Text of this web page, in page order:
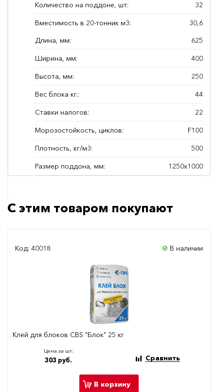
Количество на поддоне, шт: 32
Вместимость в 20-тонник м3:
30,6
Длина, мм:
625
Ширина, мм: 400
Высота, мм: 250
Вес блока кг.: 44
Ставки налогов: 22
Морозостойкость, циклов: F100
Плотность, кг/м3: 500
Размер поддона, мм: 1250х1000
С этим товаром покупают
Код: 40018 В наличии
Клей для блоков CBS "Блок" 25 кг
Цена за шт:
303 руб. Сравнить
В корзину